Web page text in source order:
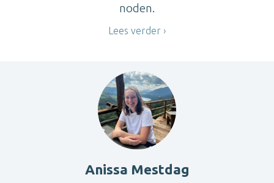
noden.
Lees verder
Anissa Mestdag